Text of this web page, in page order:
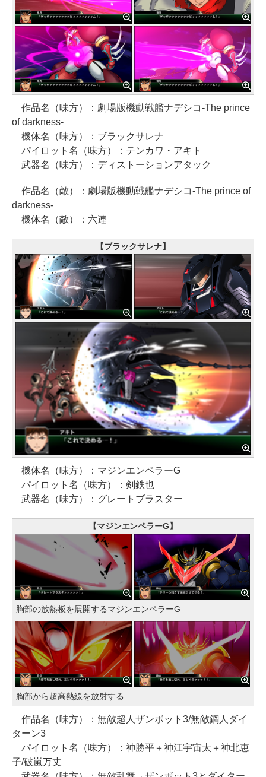
作品名（味方）：劇場版機動戦艦ナデシコ-The prince
of darkness-
機体名（味方）：ブラックサレナ
パイロット名（味方）：テンカワ・アキト
武器名（味方）：ディストーションアタック
作品名（敵）：劇場版機動戦艦ナデシコ-The prince of
darkness-
機体名（敵）：六連
【ブラックサレナ】
機体名（味方）：マジンエンペラーG
パイロット名（味方）：剣鉄也
武器名（味方）：グレートブラスター
【マジンエンペラーG】
胸部の放熱板を展開するマジンエンペラーG
胸部から超高熱線を放射する
作品名（味方）：無敵超人ザンボット3/無敵鋼人ダイ
ターン3
パイロット名（味方）：神勝平＋神江宇宙太＋神北恵
子/破嵐万丈